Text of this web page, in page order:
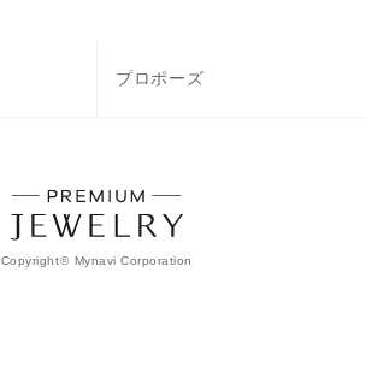
プロポーズ
Copyright© Mynavi Corporation